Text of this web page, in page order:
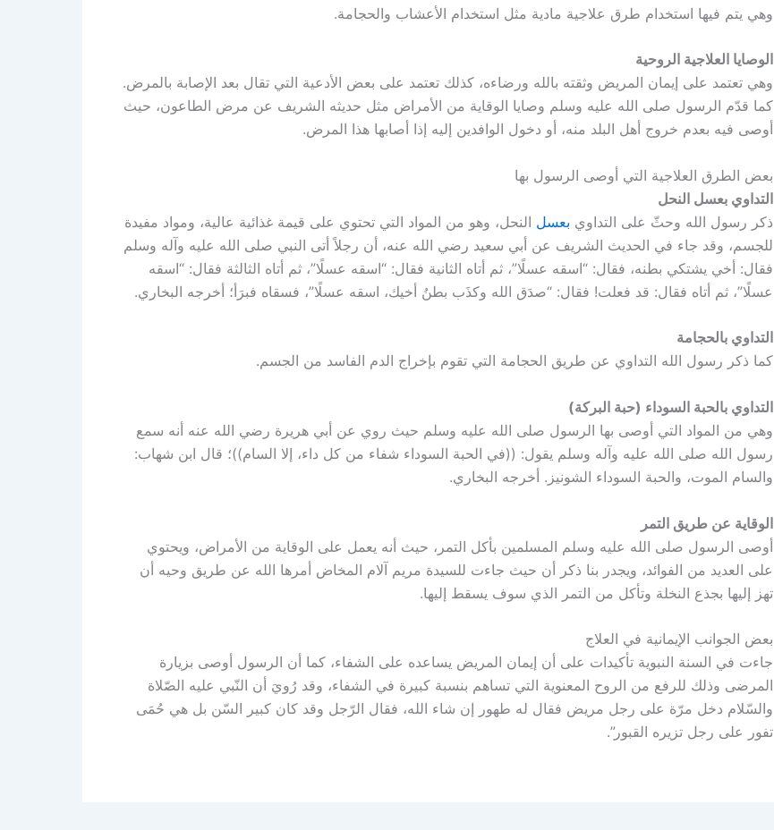
وهي يتم فيها استخدام طرق علاجية مادية مثل استخدام الأعشاب والحجامة.
الوصايا العلاجية الروحية
وهي تعتمد على إيمان المريض وثقته بالله ورضاءه، كذلك تعتمد على بعض الأدعية التي تقال بعد الإصابة بالمرض.
كما قدّم الرسول صلى الله عليه وسلم وصايا الوقاية من الأمراض مثل حديثه الشريف عن مرض الطاعون، حيث
أوصى فيه بعدم خروج أهل البلد منه، أو دخول الوافدين إليه إذا أصابها هذا المرض.
بعض الطرق العلاجية التي أوصى الرسول بها
التداوي بعسل النحل
ذكر رسول الله وحثّ على التداوي بعسل النحل، وهو من المواد التي تحتوي على قيمة غذائية عالية، ومواد مفيدة
للجسم، وقد جاء في الحديث الشريف عن أبي سعيد رضي الله عنه، أن رجلاً أتى النبي صلى الله عليه وآله وسلم
فقال: أخي يشتكي بطنه، فقال: “اسقه عسلًا”، ثم أتاه الثانية فقال: “اسقه عسلًا”، ثم أتاه الثالثة فقال: “اسقه
عسلًا”، ثم أتاه فقال: قد فعلت! فقال: “صدَق الله وكذَب بطنُ أخيك، اسقه عسلًا”، فسقاه فبرَأ؛ أخرجه البخاري.
التداوي بالحجامة
كما ذكر رسول الله التداوي عن طريق الحجامة التي تقوم بإخراج الدم الفاسد من الجسم.
التداوي بالحبة السوداء (حبة البركة)
وهي من المواد التي أوصى بها الرسول صلى الله عليه وسلم حيث روي عن أبي هريرة رضي الله عنه أنه سمع
رسول الله صلى الله عليه وآله وسلم يقول: ((في الحبة السوداء شفاء من كل داء، إلا السام))؛ قال ابن شهاب:
والسام الموت، والحبة السوداء الشونيز. أخرجه البخاري.
الوقاية عن طريق التمر
أوصى الرسول صلى الله عليه وسلم المسلمين بأكل التمر، حيث أنه يعمل على الوقاية من الأمراض، ويحتوي
على العديد من الفوائد، ويجدر بنا ذكر أن حيث جاءت للسيدة مريم آلام المخاض أمرها الله عن طريق وحيه أن
تهز إليها بجذع النخلة وتأكل من التمر الذي سوف يسقط إليها.
بعض الجوانب الإيمانية في العلاج
جاءت في السنة النبوية تأكيدات على أن إيمان المريض يساعده على الشفاء، كما أن الرسول أوصى بزيارة
المرضى وذلك للرفع من الروح المعنوية التي تساهم بنسبة كبيرة في الشفاء، وقد رُويَ أن النّبي عليه الصّلاة
والسّلام دخل مرّة على رجل مريض فقال له طهور إن شاء الله، فقال الرّجل وقد كان كبير السّن بل هي حُمَى
تفور على رجل تزيره القبور”.